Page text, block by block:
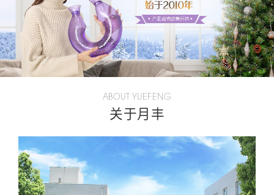
ABOUT YUEFENG
关于月丰